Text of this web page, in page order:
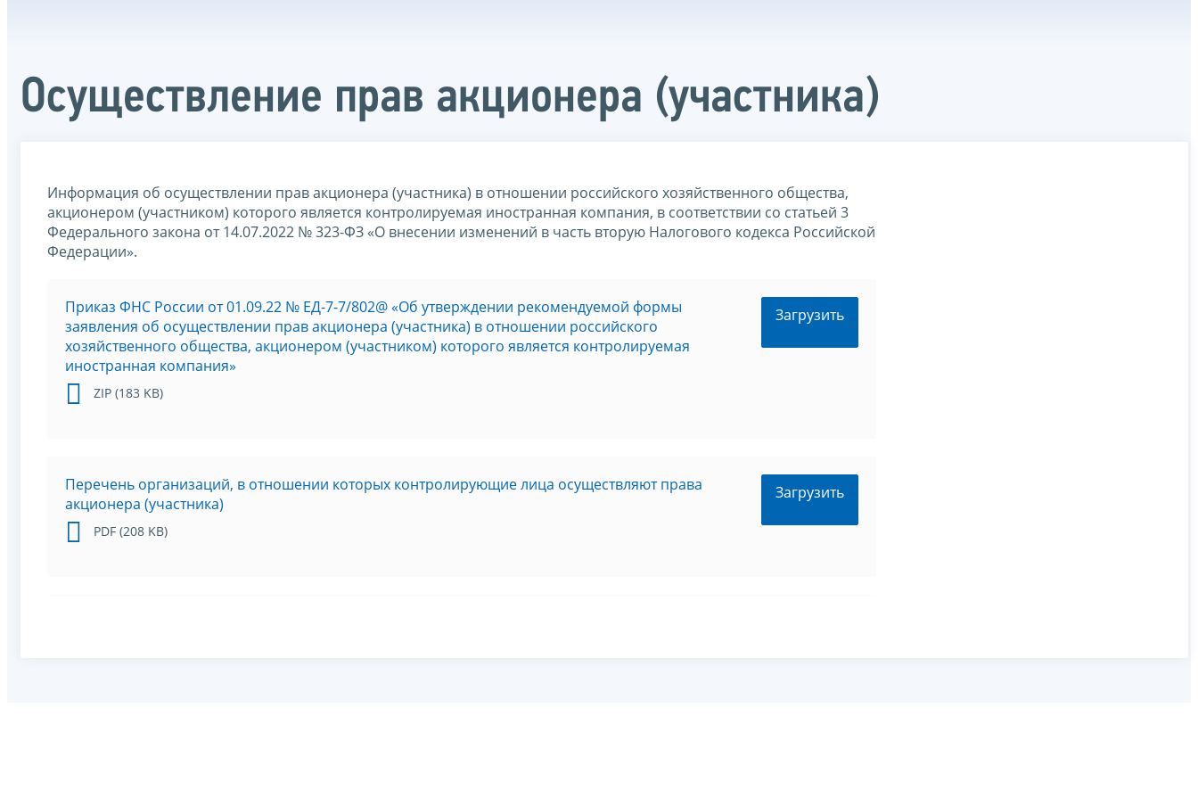
Осуществление прав акционера (участника)
Информация об осуществлении прав акционера (участника) в отношении российского хозяйственного общества,
акционером (участником) которого является контролируемая иностранная компания, в соответствии со статьей 3
Федерального закона от 14.07.2022 № 323-ФЗ «О внесении изменений в часть вторую Налогового кодекса Российской
Федерации».
Приказ ФНС России от 01.09.22 № ЕД-7-7/802@ «Об утверждении рекомендуемой формы
заявления об осуществлении прав акционера (участника) в отношении российского
хозяйственного общества, акционером (участником) которого является контролируемая
иностранная компания»
ZIP (183 KB)
Загрузить
Перечень организаций, в отношении которых контролирующие лица осуществляют права
акционера (участника)
PDF (208 KB)
Загрузить